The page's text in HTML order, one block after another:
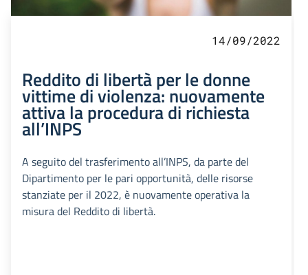
14/09/2022
Reddito di libertà per le donne
vittime di violenza: nuovamente
attiva la procedura di richiesta
all’INPS
A seguito del trasferimento all’INPS, da parte del
Dipartimento per le pari opportunità, delle risorse
stanziate per il 2022, è nuovamente operativa la
misura del Reddito di libertà.